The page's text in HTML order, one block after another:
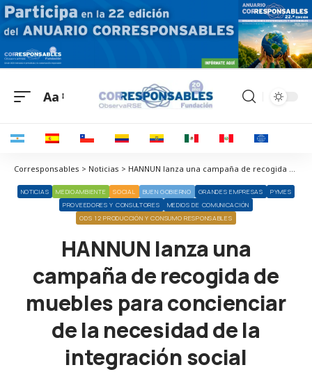
Aa
Corresponsables > Noticias > HANNUN lanza una campaña de recogida de muebles para concienciar de la necesidad de la integración social
NOTICIAS MEDIOAMBIENTE SOCIAL BUEN GOBIERNO GRANDES EMPRESAS
PYMES
PROVEEDORES Y CONSULTORES
MEDIOS DE COMUNICACIÓN
ODS 12 PRODUCCIÓN Y CONSUMO RESPONSABLES
HANNUN lanza una
campaña de recogida de
muebles para concienciar
de la necesidad de la
integración social